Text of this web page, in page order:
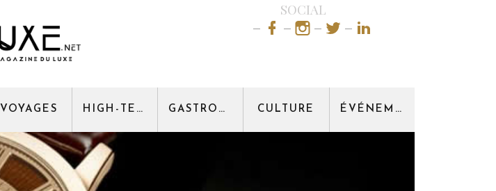
SOCIAL
VOYAGES HIGH-TECH GASTRONOMIE CULTURE ÉVÉNEMENT